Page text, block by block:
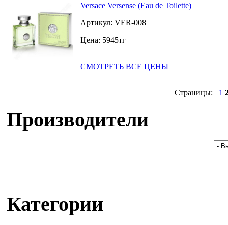
Versace Versense (Eau de Toilette)
Артикул: VER-008
Цена: 5945тг
СМОТРЕТЬ ВСЕ ЦЕНЫ
Страницы: 1
Производители
Категории